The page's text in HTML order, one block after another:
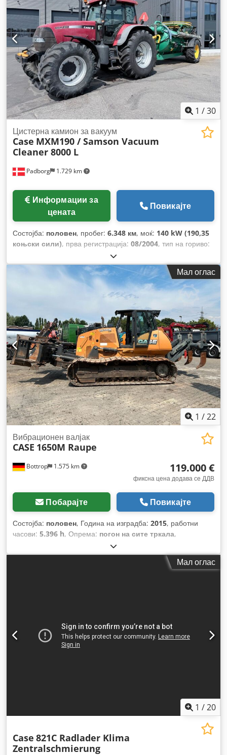
1 /30
Padborg 1.729 km
Цистерна камион за вакуум
Case MXM190 / Samson Vacuum
Cleaner 8000 L
цената
Повикајте
Состојба: половен, пробег: 6.348 км, моќ: 140 kW (190,35
коњски сили), прва регистрација: 08/2004, тип на гориво:
2004
Мал оглас
1 /22
Bottrop 1.575 km
Вибрационен валјак
CASE 1650M Raupe
119.000 €
фиксна цена додава се ДДВ
Побарајте Повикајте
Состојба: половен, Година на изградба: 2015, работни
часови: 5.396 h, Опрема: погон на сите тркала,
Мал оглас
1 /20
Case 821C Radlader Klima
Zentralschmierung